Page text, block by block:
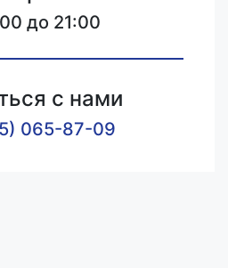
до 21:00
с нами
065-87-09